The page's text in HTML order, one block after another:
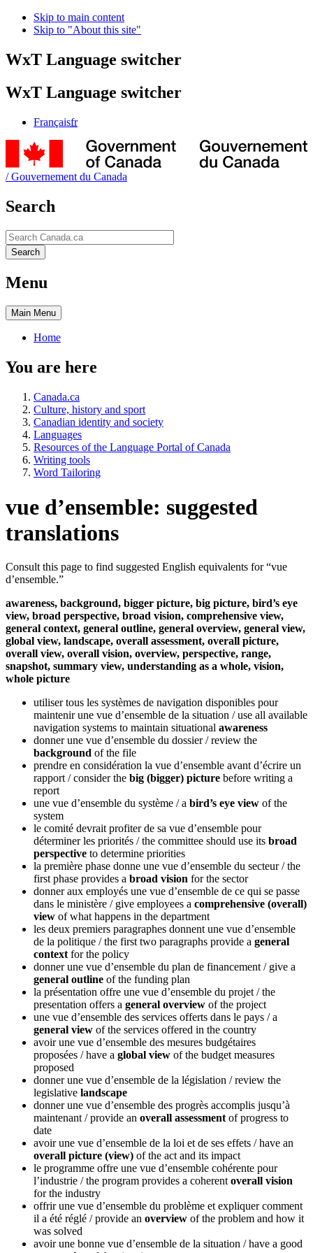
Skip to main content
Skip to "About this site"
WxT Language switcher
WxT Language switcher
Françaisfr
/Gouvernement du Canada
Search
Search
Search
Menu
Main Menu
Home
You are here
Canada.ca
Culture, history and sport
Canadian identity and society
Languages
Resources of the Language Portal of Canada
Writing tools
Word Tailoring
vue d’ensemble: suggested
translations
Consult this page to find suggested English equivalents for “vue
d’ensemble.”
awareness, background, bigger picture, big picture, bird’s eye
view, broad perspective, broad vision, comprehensive view,
general context, general outline, general overview, general view,
global view, landscape, overall assessment, overall picture,
overall view, overall vision, overview, perspective, range,
snapshot, summary view, understanding as a whole, vision,
whole picture
utiliser tous les systèmes de navigation disponibles pour
maintenir une vue d’ensemble de la situation / use all available
navigation systems to maintain situational awareness
donner une vue d’ensemble du dossier/ review the
background of the file
prendre en considération la vue d’ensemble avant d’écrire un
rapport / consider the big (bigger) picture before writing a
report
une vue d’ensemble du système / a bird’s eye view of the
system
le comité devrait profiter de sa vue d’ensemble pour
déterminer les priorités / the committee should use its broad
perspective to determine priorities
la première phase donne une vue d’ensemble du secteur/ the
first phase provides a broad vision for the sector
donner aux employés une vue d’ensemble de ce qui se passe
dans le ministère / give employees a comprehensive (overall)
view of what happens in the department
les deux premiers paragraphes donnent une vue d’ensemble
de la politique / the first two paragraphs provide a general
context for the policy
donner une vue d’ensemble du plan de financement / give a
general outline of the funding plan
la présentation offre une vue d’ensemble du projet / the
presentation offers a general overview of the project
une vue d’ensemble des services offerts dans le pays / a
general view of the services offered in the country
avoir une vue d’ensemble des mesures budgétaires
proposées / have a global view of the budget measures
proposed
donner une vue d’ensemble de la législation / review the
legislative landscape
donner une vue d’ensemble des progrès accomplis jusqu’à
maintenant / provide an overall assessment of progress to
date
avoir une vue d’ensemble de la loi et de ses effets / have an
overall picture (view) of the act and its impact
le programme offre une vue d’ensemble cohérente pour
l’industrie / the program provides a coherent overall vision
for the industry
offrir une vue d’ensemble du problème et expliquer comment
il a été réglé / provide an overview of the problem and how it
was solved
avoir une bonne vue d’ensemble de la situation / have a good